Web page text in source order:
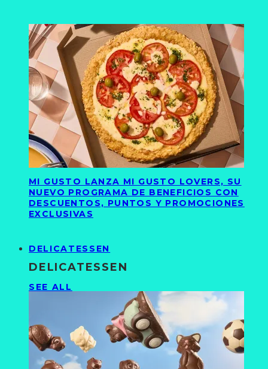
MI GUSTO LANZA MI GUSTO LOVERS, SU
NUEVO PROGRAMA DE BENEFICIOS CON
DESCUENTOS, PUNTOS Y PROMOCIONES
EXCLUSIVAS
DELICATESSEN
DELICATESSEN
SEE ALL